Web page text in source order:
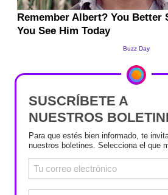
SUSCRÍBETE A
NUESTROS
Para que estés bien informado, te
nuestros boletines. Selecciona el que